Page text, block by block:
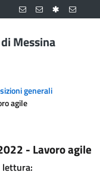
Messina
generali
agile
- Lavoro agile
lettura: